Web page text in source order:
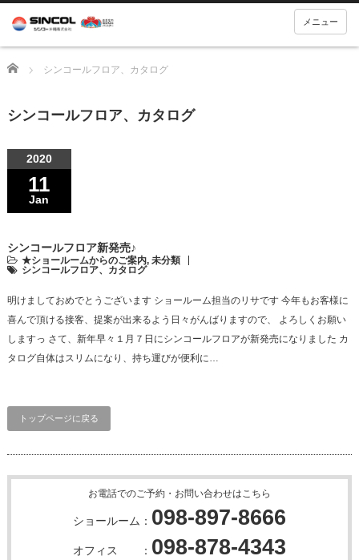
メニュー
Home シンコールフロア、カタログ
シンコールフロア、カタログ
2020
11
Jan
シンコールフロア新発売♪
★ショールームからのご案内, 未分類
シンコールフロア、カタログ
明けましておめでとうございます ショールーム担当のリサです 今年もお客様に
喜んで頂ける接客、提案が出来るよう日々がんばりますので、 よろしくお願い
しますっ さて、新年早々１月７日にシンコールフロアが新発売になりました カ
タログ自体はスリムになり、持ち運びが便利に…
トップページに戻る
お電話でのご予約・お問い合わせはこちら
ショールーム： 098-897-8666
オフィス ： 098-878-4343